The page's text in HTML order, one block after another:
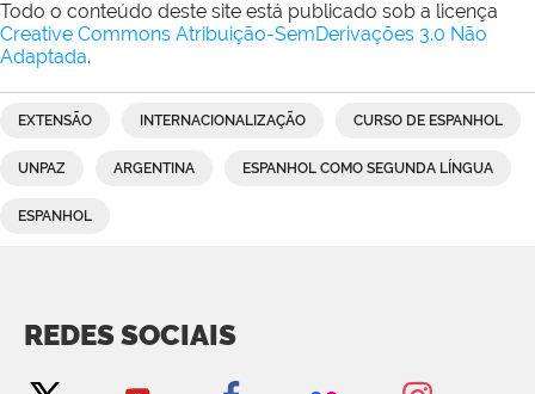
Todo o conteúdo deste site está publicado sob a licença
Creative Commons Atribuição-SemDerivações 3.0 Não
Adaptada.
EXTENSÃO INTERNACIONALIZAÇÃO CURSO DE ESPANHOL
UNPAZ ARGENTINA ESPANHOL COMO SEGUNDA LÍNGUA
ESPANHOL
REDES SOCIAIS